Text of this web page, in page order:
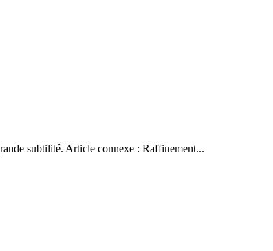
subtilité. Article connexe : Raffinement...